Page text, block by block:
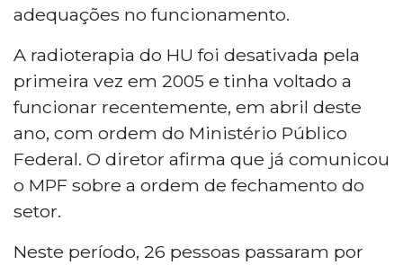
adequações no funcionamento.
A radioterapia do HU foi desativada pela
primeira vez em 2005 e tinha voltado a
funcionar recentemente, em abril deste
ano, com ordem do Ministério Público
Federal. O diretor afirma que já comunicou
o MPF sobre a ordem de fechamento do
setor.
Neste período, 26 pessoas passaram por